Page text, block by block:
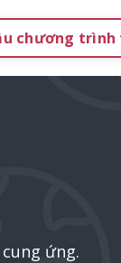
chương trình
ứng.